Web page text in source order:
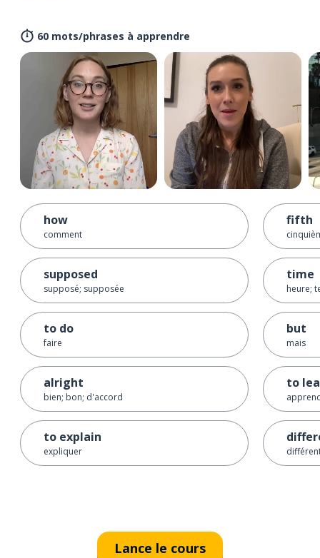
60 mots/phrases à apprendre
how
comment
supposed
supposé; supposée
to do
faire
alright
bien; bon; d'accord
to explain
expliquer
fifth
time
heure;
but
mais
to
Lance le cours